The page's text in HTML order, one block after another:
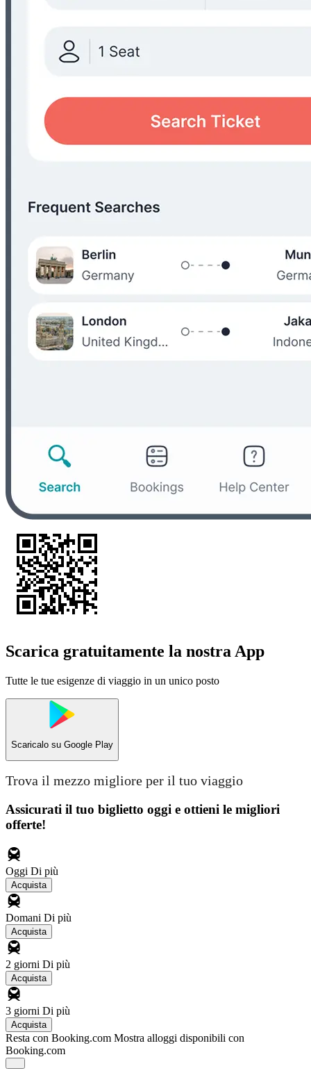
Scarica gratuitamente la nostra App
Tutte le tue esigenze di viaggio in un unico posto
Scaricalo su Google Play
Trova il mezzo migliore per il tuo viaggio
Assicurati il ​​tuo biglietto oggi e ottieni le migliori
offerte!
Oggi Di più
Acquista
Domani Di più
Acquista
2 giorni Di più
Acquista
3 giorni Di più
Acquista
Resta con Booking.com Mostra alloggi disponibili con
Booking.com